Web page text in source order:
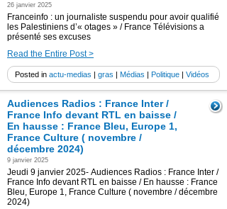
26 janvier 2025
Franceinfo : un journaliste suspendu pour avoir qualifié
les Palestiniens d’« otages » / France Télévisions a
présenté ses excuses
Read the Entire Post >
Posted in actu-medias | gras | Médias | Politique | Vidéos
Audiences Radios : France Inter /
France Info devant RTL en baisse /
En hausse : France Bleu, Europe 1,
France Culture ( novembre /
décembre 2024)
9 janvier 2025
Jeudi 9 janvier 2025- Audiences Radios : France Inter /
France Info devant RTL en baisse / En hausse : France
Bleu, Europe 1, France Culture ( novembre / décembre
2024)